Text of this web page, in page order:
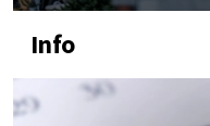
Info